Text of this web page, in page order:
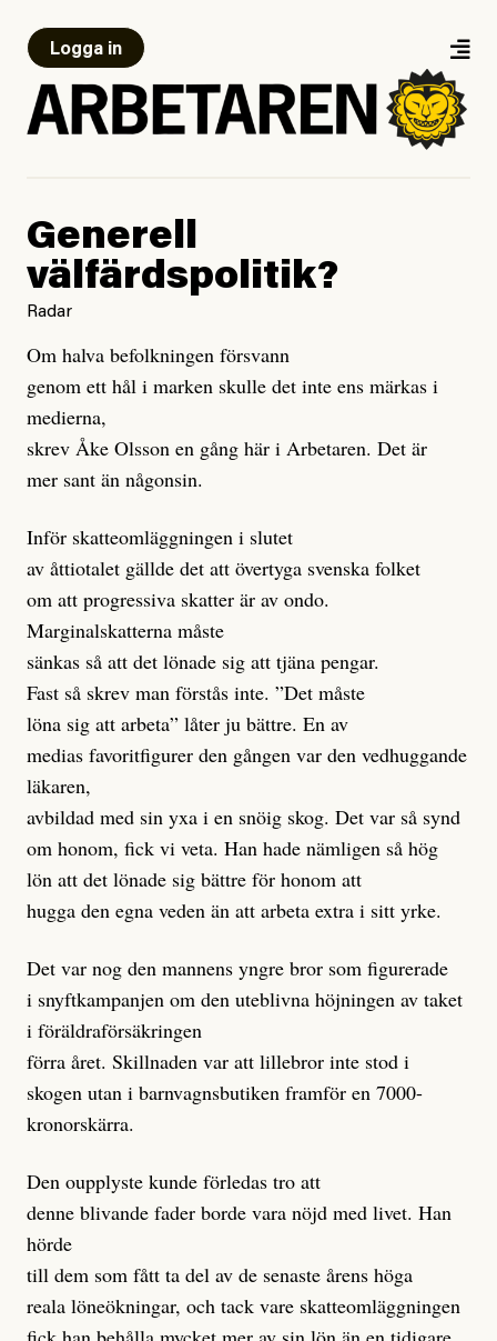
Logga in
Generell
välfärdspolitik?
Radar
Om halva befolkningen försvann
genom ett hål i marken skulle det inte ens märkas i
medierna,
skrev Åke Olsson en gång här i Arbetaren. Det är
mer sant än någonsin.
Inför skatteomläggningen i slutet
av åttiotalet gällde det att övertyga svenska folket
om att progressiva skatter är av ondo.
Marginalskatterna måste
sänkas så att det lönade sig att tjäna pengar.
Fast så skrev man förstås inte. ”Det måste
löna sig att arbeta” låter ju bättre. En av
medias favoritfigurer den gången var den vedhuggande
läkaren,
avbildad med sin yxa i en snöig skog. Det var så synd
om honom, fick vi veta. Han hade nämligen så hög
lön att det lönade sig bättre för honom att
hugga den egna veden än att arbeta extra i sitt yrke.
Det var nog den mannens yngre bror som figurerade
i snyftkampanjen om den uteblivna höjningen av taket
i föräldraförsäkringen
förra året. Skillnaden var att lillebror inte stod i
skogen utan i barnvagnsbutiken framför en 7000-
kronorskärra.
Den oupplyste kunde förledas tro att
denne blivande fader borde vara nöjd med livet. Han
hörde
till dem som fått ta del av de senaste årens höga
reala löneökningar, och tack vare skatteomläggningen